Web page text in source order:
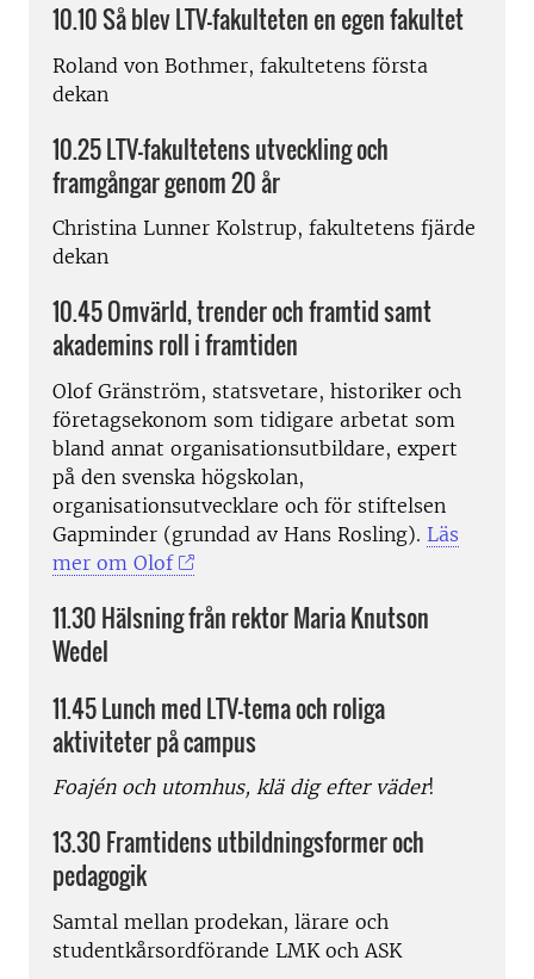
10.10 Så blev LTV-fakulteten en egen fakultet
Roland von Bothmer, fakultetens första
dekan
10.25 LTV-fakultetens utveckling och
framgångar genom 20 år
Christina Lunner Kolstrup, fakultetens fjärde
dekan
10.45 Omvärld, trender och framtid samt
akademins roll i framtiden
Olof Gränström, statsvetare, historiker och
företagsekonom som tidigare arbetat som
bland annat organisationsutbildare, expert
på den svenska högskolan,
organisationsutvecklare och för stiftelsen
Gapminder (grundad av Hans Rosling). Läs
mer om Olof
11.30 Hälsning från rektor Maria Knutson
Wedel
11.45 Lunch med LTV-tema och roliga
aktiviteter på campus
Foajén och utomhus, klä dig efter väder!
13.30 Framtidens utbildningsformer och
pedagogik
Samtal mellan prodekan, lärare och
studentkårsordförande LMK och ASK